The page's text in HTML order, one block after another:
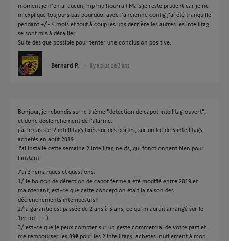
moment je n'en ai aucun, hip hip hourra ! Mais je reste prudent car je ne
m'explique toujours pas pourquoi avec l'ancienne config j'ai été tranquille
pendant +/- 4 mois et tout à coup les uns derrière les autres les intellitag
se sont mis à dérailler.
Suite dés que possible pour tenter une conclusion positive.
Bernard P. il y a plus de 3 ans
Bonjour, je rebondis sur le thème "détection de capot Intellitag ouvert",
et donc déclenchement de l'alarme.
j'ai le cas sur 2 intellitags fixés sur des portes, sur un lot de 5 intellitags
achetés en août 2019.
J'ai installé cette semaine 2 intellitag neufs, qui fonctionnent bien pour
l'instant.
J'ai 3 remarques et questions:
1/ le bouton de détection de capot fermé a été modifié entre 2019 et
maintenant, est-ce que cette conception était la raison des
déclenchements intempestifs?
2/la garantie est passée de 2 ans à 5 ans, ce qui m'aurait arrangé sur le
1er lot... :-)
3/ est-ce que je peux compter sur un geste commercial de votre part et
me rembourser les 89€ pour les 2 intellitags, achetés inutilement à mon